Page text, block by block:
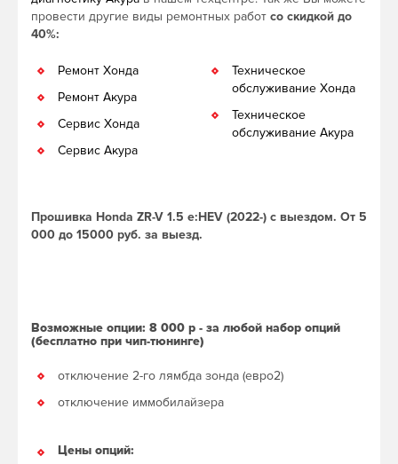
провести другие виды ремонтных работ со скидкой до
40%:
Ремонт Хонда
Ремонт Акура
Сервис Хонда
Сервис Акура
Техническое
обслуживание Хонда
Техническое
обслуживание Акура
Прошивка Honda ZR-V 1.5 e:HEV (2022-) с выездом. От 5
000 до 15000 руб. за выезд.
Возможные опции: 8 000 р - за любой набор опций
(бесплатно при чип-тюнинге)
отключение 2-го лямбда зонда (евро2)
отключение иммобилайзера
Цены опций: